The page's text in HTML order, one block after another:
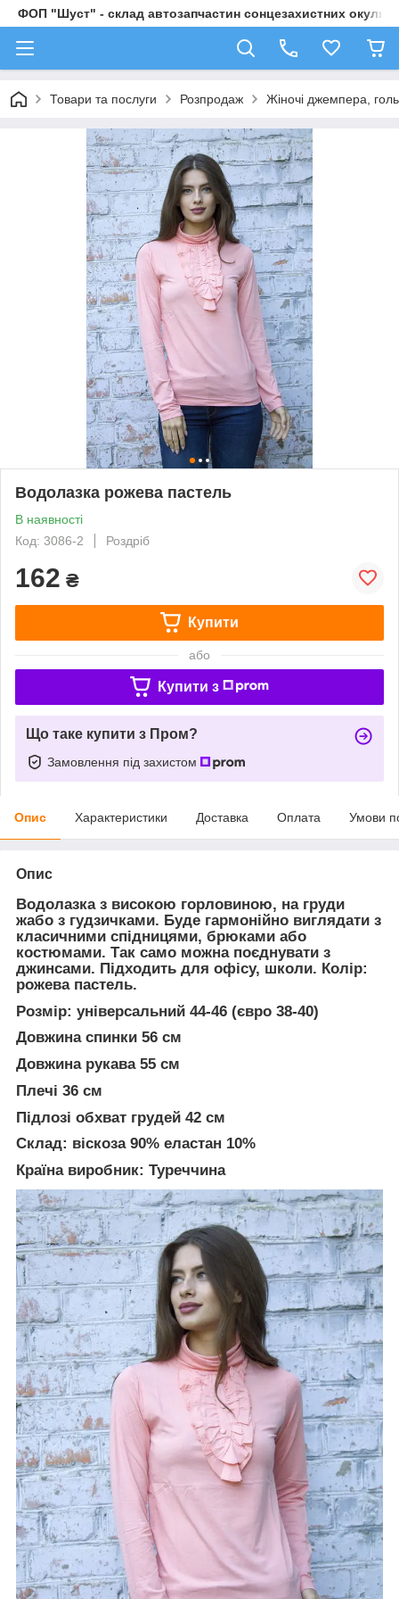
ФОП "Шуст" - склад автозапчастин сонцезахистних
Товари та послуги Розпродаж Жіночі джемпера,
Водолазка рожева пастель
В наявності
Код: 3086-2
Роздріб
162 ₴
Купити
або
Купити з
Що таке купити з Пром?
Замовлення під захистом
Опис Характеристики Доставка Оплата Умови
Опис
Водолазка з високою горловиною, на груди
жабо з гудзичками. Буде гармонійно виглядати з
класичними спідницями, брюками або
костюмами. Так само можна поєднувати з
джинсами. Підходить для офісу, школи. Колір:
рожева пастель.
Розмір: універсальний 44-46 (євро 38-40)
Довжина спинки 56 см
Довжина рукава 55 см
Плечі 36 см
Підлозі обхват грудей 42 см
Склад: віскоза 90% еластан 10%
Країна виробник: Туреччина